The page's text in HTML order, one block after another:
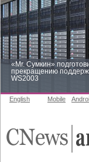
«Mr. Сумкин»
прекращению
WS2003
English Mobile